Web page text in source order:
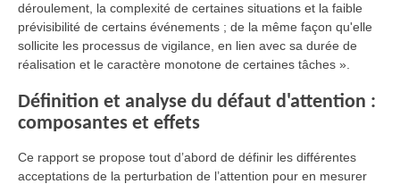
déroulement, la complexité de certaines situations et la faible
prévisibilité de certains événements ; de la même façon qu'elle
sollicite les processus de vigilance, en lien avec sa durée de
réalisation et le caractère monotone de certaines tâches ».
Définition et analyse du défaut d'attention :
composantes et effets
Ce rapport se propose tout d’abord de définir les différentes
acceptations de la perturbation de l’attention pour en mesurer